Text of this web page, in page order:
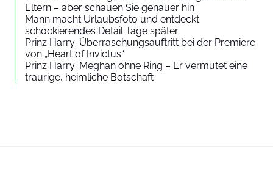
Eltern – aber schauen Sie genauer hin
Mann macht Urlaubsfoto und entdeckt
schockierendes Detail Tage später
Prinz Harry: Überraschungsauftritt bei der Premiere
von „Heart of Invictus“
Prinz Harry: Meghan ohne Ring – Er vermutet eine
traurige, heimliche Botschaft